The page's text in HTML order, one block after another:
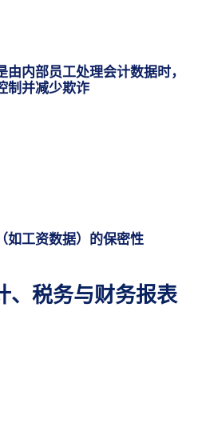
内部员工处理会计数据时，
制并减少欺诈
如工资数据）的保密性
、税务与财务报表